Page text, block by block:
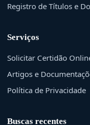
Registro de Títulos e
Serviços
Solicitar Certidão
Artigos e
Política de Privacidade
Buscas recentes